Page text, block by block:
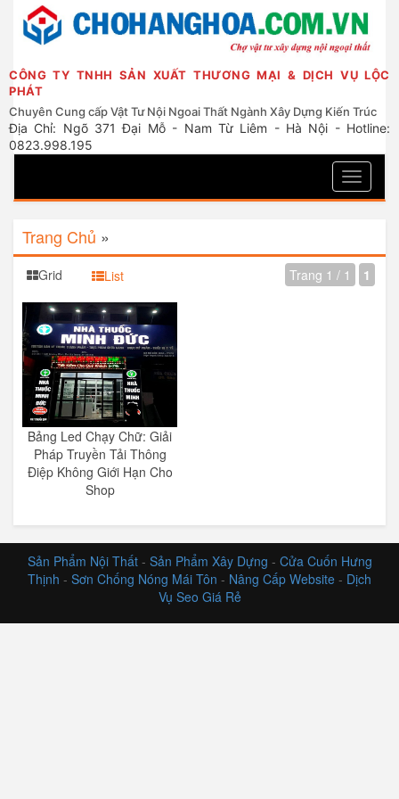
CÔNG TY TNHH SẢN XUẤT THƯƠNG MẠI & DỊCH VỤ LỘC
PHÁT
Chuyên Cung cấp Vật Tư Nội Ngoai Thất Ngành Xây Dựng Kiến Trúc
Địa Chỉ: Ngõ 371 Đại Mỗ - Nam Từ Liêm - Hà Nội - Hotline:
0823.998.195
Toggle
Trang Chủ »
Grid List Trang 1 / 1 1
Bảng Led Chạy Chữ: Giải
Pháp Truyền Tải Thông
Điệp Không Giới Hạn Cho
Shop
Sản Phẩm Nội Thất- Sản Phẩm Xây Dựng - Cửa Cuốn Hưng
Thịnh - Sơn Chống Nóng Mái Tôn - Nâng Cấp Website - Dịch
Vụ Seo Giá Rẻ